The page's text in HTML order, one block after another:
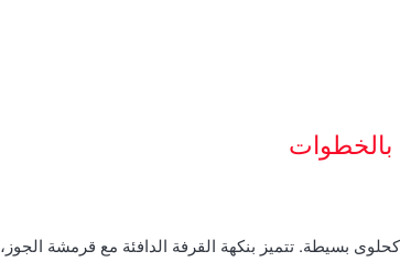
كحلوى بسيطة. تتميز بنكهة القرفة الدافئة مع قرمشة